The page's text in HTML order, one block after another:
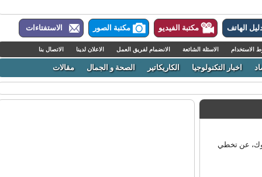
الهاتف مكتبة الفيديو مكتبة الصور الاستفتاءات
الاسئلة الشائعة الانضمام لفريق العمل الاعلان لدينا الاتصال بنا
اخبار التكنولوجيا الكاريكاتير الصحة و الجمال مقالات
عن تخطي